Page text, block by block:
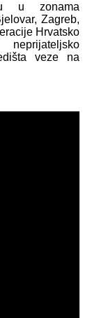
u zonama
Zagreb,
Hrvatsko
veze na